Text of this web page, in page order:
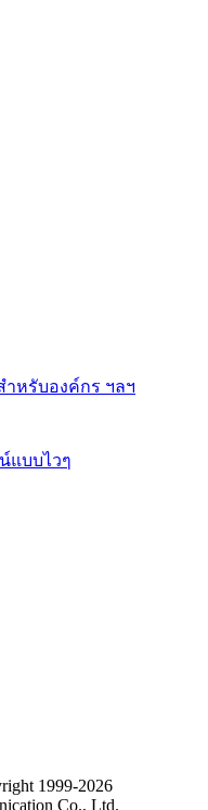
1999-2026
Co., Ltd.